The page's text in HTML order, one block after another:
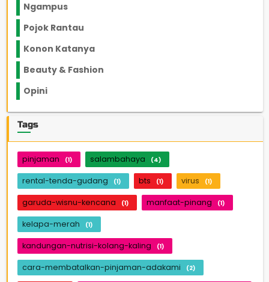
Ngampus
Pojok Rantau
Konon Katanya
Beauty & Fashion
Opini
Tags
pinjaman (1) salambahaya (4)
rental-tenda-gudang (1) bts (1) virus (1)
garuda-wisnu-kencana (1) manfaat-pinang (1)
kelapa-merah (1)
kandungan-nutrisi-kolang-kaling (1)
cara-membatalkan-pinjaman-adakami (2)